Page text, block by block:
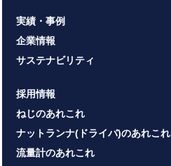
実績・事例
企業情報
サステナビリティ
採用情報
ねじのあれこれ
ナットランナ(ドライバ)のあれこれ
流量計のあれこれ